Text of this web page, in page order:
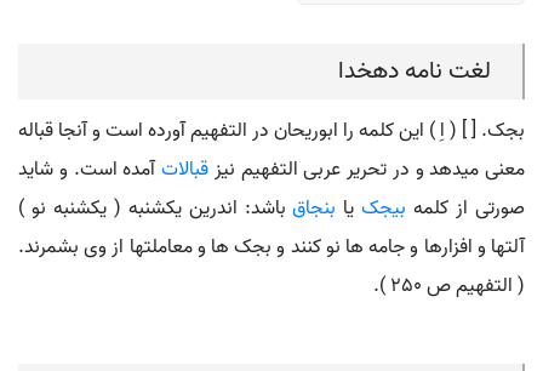
لغت نامه دهخدا
بجک. [ ] ( اِ ) این کلمه را ابوریحان در التفهیم آورده است و آنجا قباله
معنی میدهد و در تحریر عربی التفهیم نیز قبالاتآمده است. و شاید
صورتی از کلمه بیجکیا بنجاقباشد: اندرین یکشنبه ( یکشنبه نو )
آلتها و افزارها و جامه ها نو کنند و بجک ها و معاملتها از وی بشمرند.
( التفهیم ص 250 ).